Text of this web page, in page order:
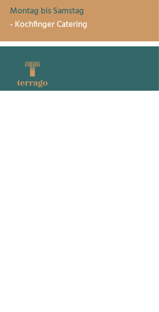
Montag bis Samstag
- Kochfinger Catering